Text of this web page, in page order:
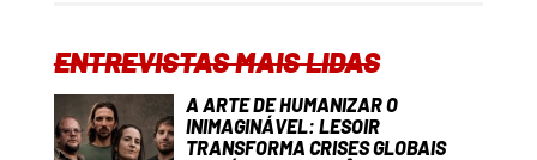
ENTREVISTAS MAIS LIDAS
A ARTE DE HUMANIZAR O
INIMAGINÁVEL: LESOIR
TRANSFORMA CRISES GLOBAIS